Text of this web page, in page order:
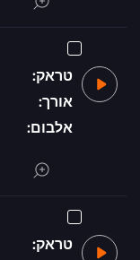
טראק:
אורך:
אלבום:
טראק: